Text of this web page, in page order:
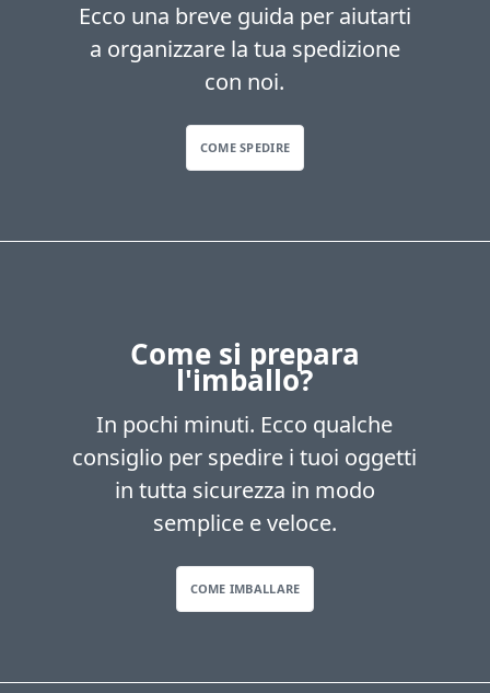
Ecco una breve guida per aiutarti
a organizzare la tua spedizione
con noi.
COME SPEDIRE
Come si prepara
l'imballo?
In pochi minuti. Ecco qualche
consiglio per spedire i tuoi oggetti
in tutta sicurezza in modo
semplice e veloce.
COME IMBALLARE